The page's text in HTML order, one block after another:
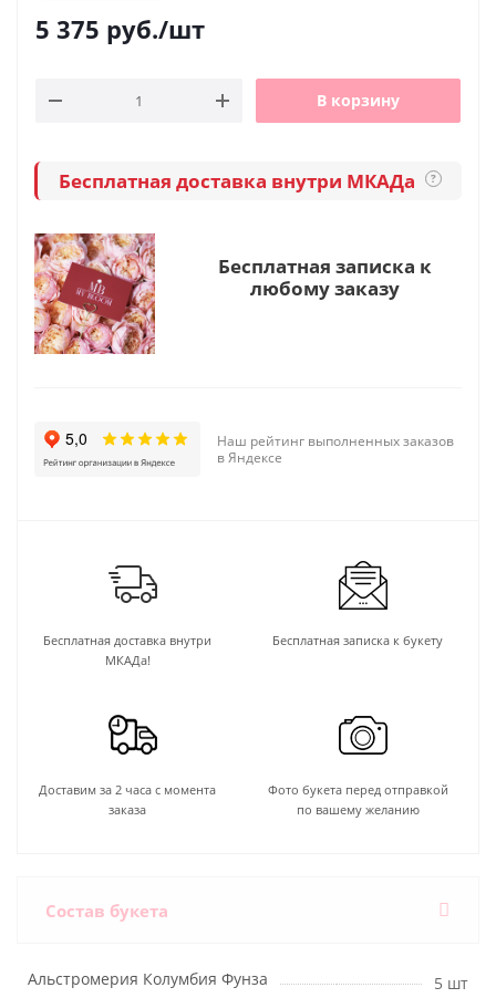
5 375 руб./шт
В корзину
Бесплатная доставка внутри МКАДа ?
Бесплатная записка к
любому заказу
Наш рейтинг выполненных заказов
в Яндексе
Бесплатная доставка внутри
МКАДа!
Бесплатная записка к букету
Доставим за 2 часа с момента
заказа
Фото букета перед отправкой
по вашему желанию
Состав букета
Альстромерия Колумбия Фунза
5 шт